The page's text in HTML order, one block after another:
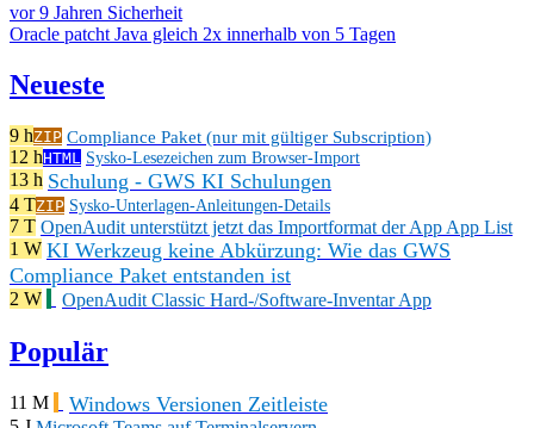
vor 9 Jahren Sicherheit
Oracle patcht Java gleich 2x innerhalb von 5 Tagen
Neueste
9 hZIP Compliance Paket (nur mit gültiger Subscription)
12 hHTML Sysko-Lesezeichen zum Browser-Import
13 h Schulung - GWS KI Schulungen
4 TZIP Sysko-Unterlagen-Anleitungen-Details
7 T OpenAudit unterstützt jetzt das Importformat der App App List
1 W KI Werkzeug keine Abkürzung: Wie das GWS
Compliance Paket entstanden ist
2 W OpenAudit Classic Hard-/Software-Inventar App
Populär
11 M Windows Versionen Zeitleiste